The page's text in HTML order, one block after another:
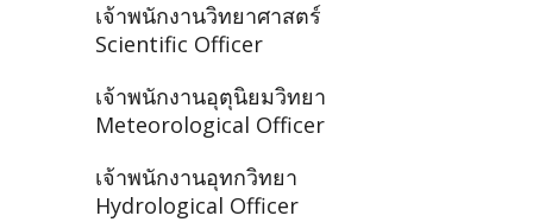
เจ้าพนักงานวิทยาศาสตร์
Scientific Officer
เจ้าพนักงานอุตุนิยมวิทยา
Meteorological Officer
เจ้าพนักงานอุทกวิทยา
Hydrological Officer